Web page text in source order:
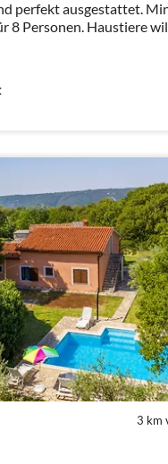
ausgestattet. Minuten vom
8 Personen. Haustiere
3 km